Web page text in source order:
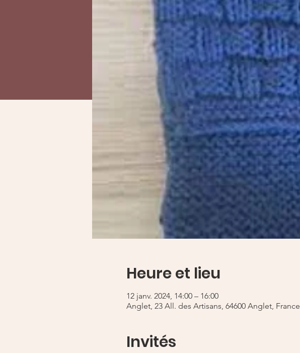
Heure et lieu
12 janv. 2024, 14:00 – 16:00
Anglet, 23 All. des Artisans, 64600 Anglet, France
Invités